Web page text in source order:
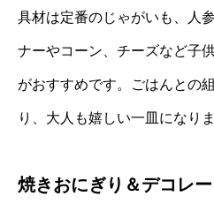
具材は定番のじゃがいも、人
ナーやコーン、チーズなど子
がおすすめです。ごはんとの
り、大人も嬉しい一皿になりま
焼きおにぎり＆デコレ